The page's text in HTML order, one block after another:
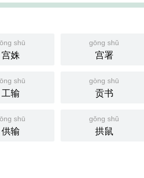
shū
宫姝
gōng shǔ
宫署
shū
工输
gòng shū
贡书
shū
供输
gǒng shǔ
拱鼠